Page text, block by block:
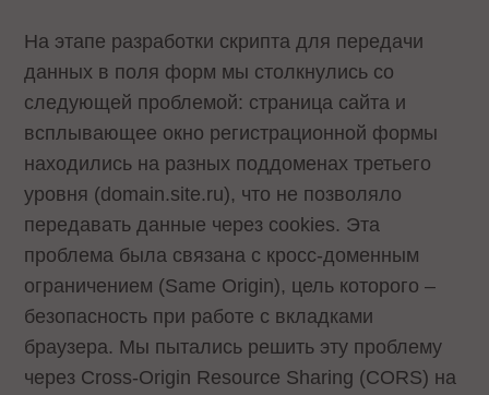
На этапе разработки скрипта для передачи
данных в поля форм мы столкнулись со
следующей проблемой: страница сайта и
всплывающее окно регистрационной формы
находились на разных поддоменах третьего
уровня (domain.site.ru), что не позволяло
передавать данные через cookies. Эта
проблема была связана с кросс-доменным
ограничением (Same Origin), цель которого –
безопасность при работе с вкладками
браузера. Мы пытались решить эту проблему
через Cross-Origin Resource Sharing (CORS) на